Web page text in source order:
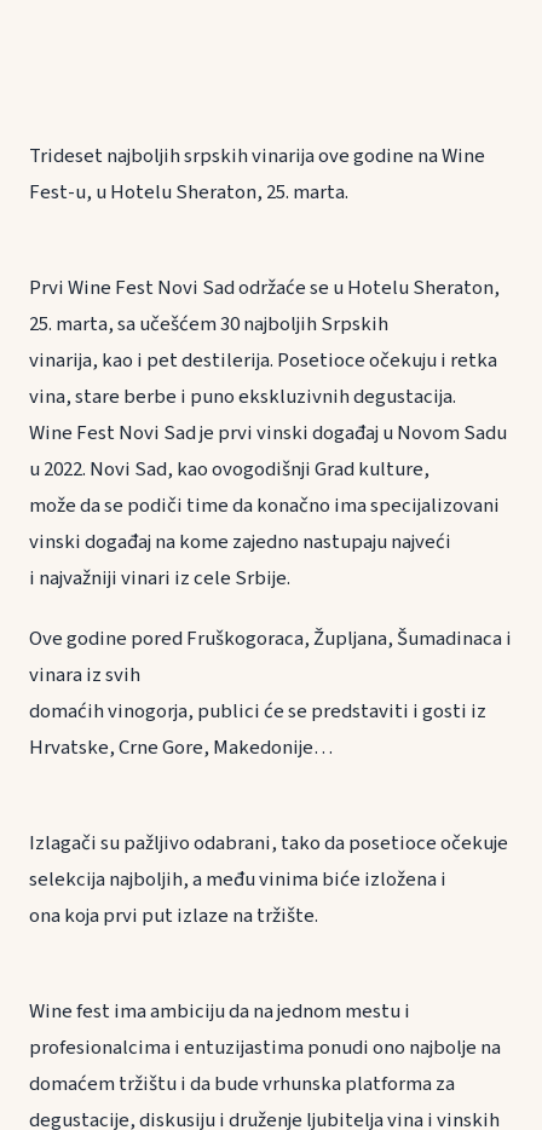
Trideset najboljih srpskih vinarija ove godine na Wine
Fest-u, u Hotelu Sheraton, 25. marta.
Prvi Wine Fest Novi Sad održaće se u Hotelu Sheraton,
25. marta, sa učešćem 30 najboljih Srpskih
vinarija, kao i pet destilerija. Posetioce očekuju i retka
vina, stare berbe i puno ekskluzivnih degustacija.
Wine Fest Novi Sad je prvi vinski događaj u Novom Sadu
u 2022. Novi Sad, kao ovogodišnji Grad kulture,
može da se podiči time da konačno ima specijalizovani
vinski događaj na kome zajedno nastupaju najveći
i najvažniji vinari iz cele Srbije.
Ove godine pored Fruškogoraca, Župljana, Šumadinaca i
vinara iz svih
domaćih vinogorja, publici će se predstaviti i gosti iz
Hrvatske, Crne Gore, Makedonije…
Izlagači su pažljivo odabrani, tako da posetioce očekuje
selekcija najboljih, a među vinima biće izložena i
ona koja prvi put izlaze na tržište.
Wine fest ima ambiciju da na jednom mestu i
profesionalcima i entuzijastima ponudi ono najbolje na
domaćem tržištu i da bude vrhunska platforma za
degustacije, diskusiju i druženje ljubitelja vina i vinskih